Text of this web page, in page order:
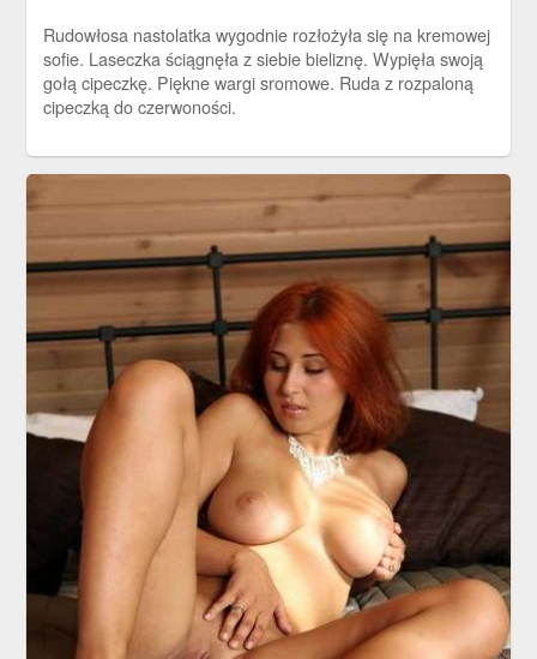
Rudowłosa nastolatka wygodnie rozłożyła się na kremowej
sofie. Laseczka ściągnęła z siebie bieliznę. Wypięła swoją
gołą cipeczkę. Piękne wargi sromowe. Ruda z rozpaloną
cipeczką do czerwoności.